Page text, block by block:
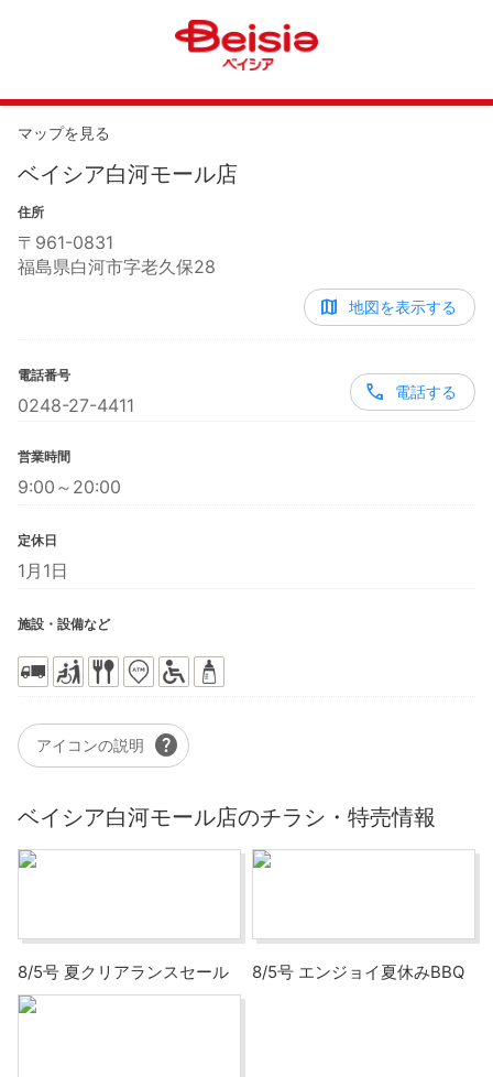
マップを見る
ベイシア白河モール店
アイコンの説明 help
住所
〒 961-0831
福島県白河市字老久保28
地図を表示する
電話番号
0248-27-4411
電話する
営業時間
9:00～20:00
定休日
1月1日
施設・設備など
ベイシア白河モール店のチラシ・特売情報
8/5号 夏クリアランスセール 8/5号 エンジョイ夏休みBBQ